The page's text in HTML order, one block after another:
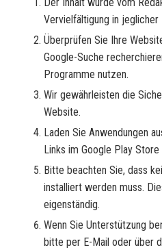
Vervielfältigung in
Überprüfen Sie Ihre
Google-Suche
Programme nutzen.
Wir gewährleisten die
Website.
Laden Sie Anwendungen
Links im Google Play
Bitte beachten Sie, dass
installiert werden muss.
eigenständig.
Wenn Sie Unterstützung
bitte per E-Mail oder über